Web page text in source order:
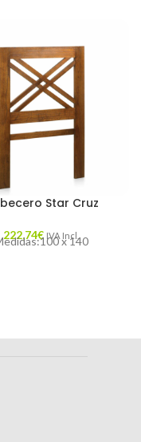
Star Cruz
222,74€ IVA Incl.
x 140